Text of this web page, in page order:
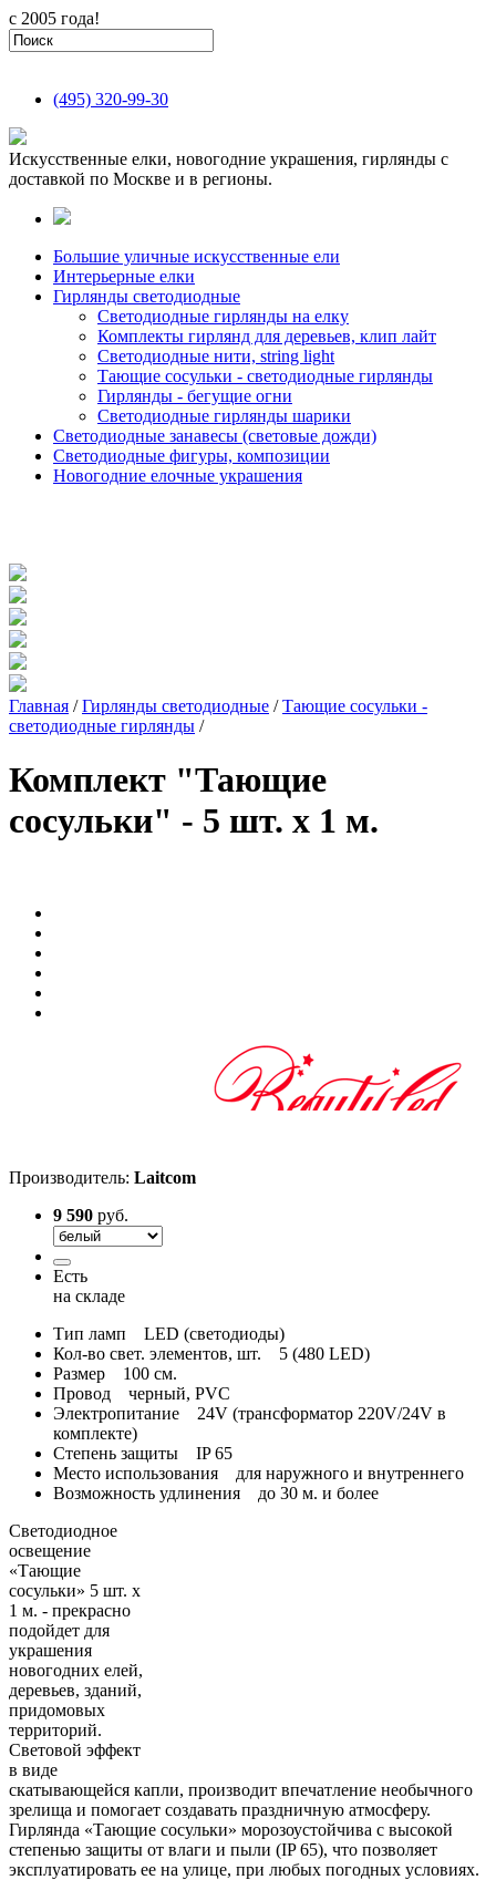
с 2005 года!
(495) 320-99-30
Искусственные елки, новогодние украшения, гирлянды с
доставкой по Москве и в регионы.
Большие уличные искусственные ели
Интерьерные елки
Гирлянды светодиодные
Светодиодные гирлянды на елку
Комплекты гирлянд для деревьев, клип лайт
Светодиодные нити, string light
Тающие сосульки - светодиодные гирлянды
Гирлянды - бегущие огни
Светодиодные гирлянды шарики
Светодиодные занавесы (световые дожди)
Светодиодные фигуры, композиции
Новогодние елочные украшения
Главная / Гирлянды светодиодные / Тающие сосульки -
светодиодные гирлянды /
Комплект "Тающие
сосульки" - 5 шт. x 1 м.
Производитель: Laitcom
9 590 руб.
Есть
на складе
Тип ламп LED (светодиоды)
Кол-во свет. элементов, шт. 5 (480 LED)
Размер 100 см.
Провод черный, PVC
Электропитание 24V (трансформатор 220V/24V в
комплекте)
Степень защиты IP 65
Место использования для наружного и внутреннего
Возможность удлинения до 30 м. и более
Светодиодное
освещение
«Тающие
сосульки» 5 шт. х
1 м. - прекрасно
подойдет для
украшения
новогодних елей,
деревьев, зданий,
придомовых
территорий.
Световой эффект
в виде
скатывающейся капли, производит впечатление необычного
зрелища и помогает создавать праздничную атмосферу.
Гирлянда «Тающие сосульки» морозоустойчива с высокой
степенью защиты от влаги и пыли (IP 65), что позволяет
эксплуатировать ее на улице, при любых погодных условиях.